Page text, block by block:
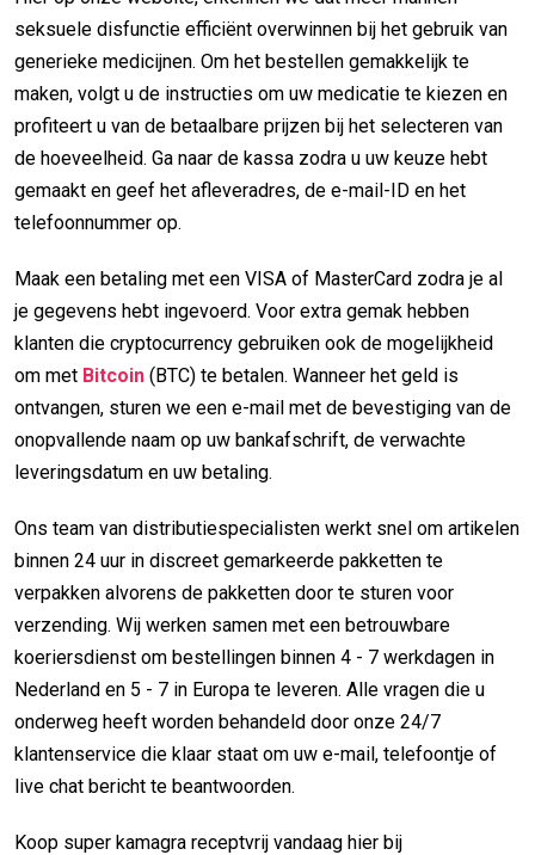
seksuele disfunctie efficiënt overwinnen bij het gebruik van
generieke medicijnen. Om het bestellen gemakkelijk te
maken, volgt u de instructies om uw medicatie te kiezen en
profiteert u van de betaalbare prijzen bij het selecteren van
de hoeveelheid. Ga naar de kassa zodra u uw keuze hebt
gemaakt en geef het afleveradres, de e-mail-ID en het
telefoonnummer op.
Maak een betaling met een VISA of MasterCard zodra je al
je gegevens hebt ingevoerd. Voor extra gemak hebben
klanten die cryptocurrency gebruiken ook de mogelijkheid
om met Bitcoin (BTC) te betalen. Wanneer het geld is
ontvangen, sturen we een e-mail met de bevestiging van de
onopvallende naam op uw bankafschrift, de verwachte
leveringsdatum en uw betaling.
Ons team van distributiespecialisten werkt snel om artikelen
binnen 24 uur in discreet gemarkeerde pakketten te
verpakken alvorens de pakketten door te sturen voor
verzending. Wij werken samen met een betrouwbare
koeriersdienst om bestellingen binnen 4 - 7 werkdagen in
Nederland en 5 - 7 in Europa te leveren. Alle vragen die u
onderweg heeft worden behandeld door onze 24/7
klantenservice die klaar staat om uw e-mail, telefoontje of
live chat bericht te beantwoorden.
Koop super kamagra receptvrij vandaag hier bij